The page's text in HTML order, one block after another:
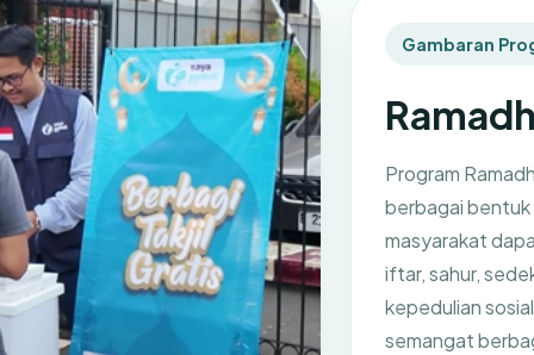
Gambaran
Program
berbagai bentuk
masyarakat
iftar, sahur,
kepedulian
semangat